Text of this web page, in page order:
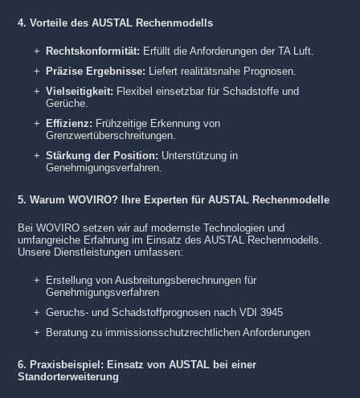
4. Vorteile des AUSTAL Rechenmodells
Rechtskonformität: Erfüllt die Anforderungen der TA Luft.
Präzise Ergebnisse: Liefert realitätsnahe Prognosen.
Vielseitigkeit: Flexibel einsetzbar für Schadstoffe und
Gerüche.
Effizienz: Frühzeitige Erkennung von
Grenzwertüberschreitungen.
Stärkung der Position: Unterstützung in
Genehmigungsverfahren.
5. Warum WOVIRO? Ihre Experten für AUSTAL Rechenmodelle
Bei WOVIRO setzen wir auf modernste Technologien und
umfangreiche Erfahrung im Einsatz des AUSTAL Rechenmodells.
Unsere Dienstleistungen umfassen:
Erstellung von Ausbreitungsberechnungen für
Genehmigungsverfahren
Geruchs- und Schadstoffprognosen nach VDI 3945
Beratung zu immissionsschutzrechtlichen Anforderungen
6. Praxisbeispiel: Einsatz von AUSTAL bei einer
Standorterweiterung